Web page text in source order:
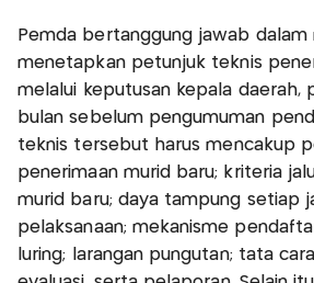
Pemda bertanggung jawab dalam
menetapkan petunjuk teknis
melalui keputusan kepala daerah,
bulan sebelum pengumuman
teknis tersebut harus mencakup
penerimaan murid baru; kriteria
murid baru; daya tampung setiap
pelaksanaan; mekanisme
luring; larangan pungutan; tata